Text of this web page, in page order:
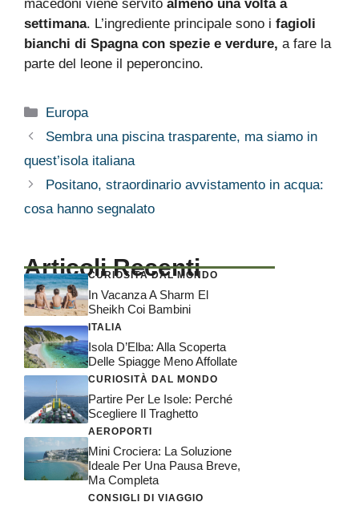
macedoni viene servito almeno una volta a
settimana. L’ingrediente principale sono i fagioli
bianchi di Spagna con spezie e verdure, a fare la
parte del leone il peperoncino.
Categorie
Europa
Sembra una piscina trasparente, ma siamo in
quest’isola italiana
Positano, straordinario avvistamento in acqua:
cosa hanno segnalato
Articoli Recenti
CURIOSITÀ DAL MONDO
In Vacanza A Sharm El
Sheikh Coi Bambini
ITALIA
Isola D’Elba: Alla Scoperta
Delle Spiagge Meno Affollate
CURIOSITÀ DAL MONDO
Partire Per Le Isole: Perché
Scegliere Il Traghetto
AEROPORTI
Mini Crociera: La Soluzione
Ideale Per Una Pausa Breve,
Ma Completa
CONSIGLI DI VIAGGIO